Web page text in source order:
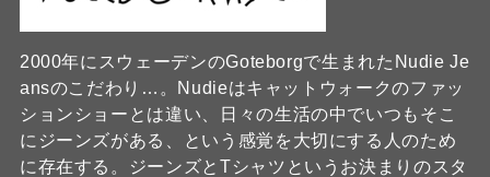
2000年にスウェーデンのGoteborgで生まれたNudie Je
ansのこだわり…。Nudieはキャットウォークのファッ
ションショーとは違い、日々の生活の中でいつもそこ
にジーンズがある、という感覚を大切にする人のため
に存在する。ジーンズとTシャツというお決まりのスタ